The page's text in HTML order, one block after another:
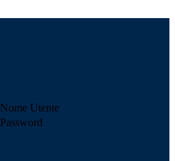
Nome Utente
Password